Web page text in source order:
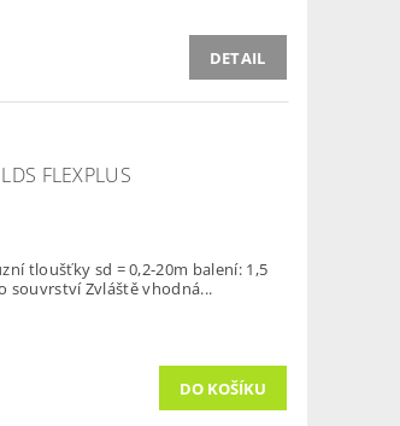
DETAIL
FLEXPLUS
tloušťky sd = 0,2-20m balení: 1,5
x 40m = 60m2 Přispívá k lepší vlhkostní bilanci celého souvrství Zvláště vhodná...